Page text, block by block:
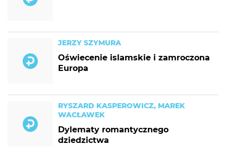
JERZY SZYMURA
Oświecenie islamskie i zamroczona
Europa
RYSZARD KASPEROWICZ, MAREK
WACŁAWEK
Dylematy romantycznego
dziedzictwa